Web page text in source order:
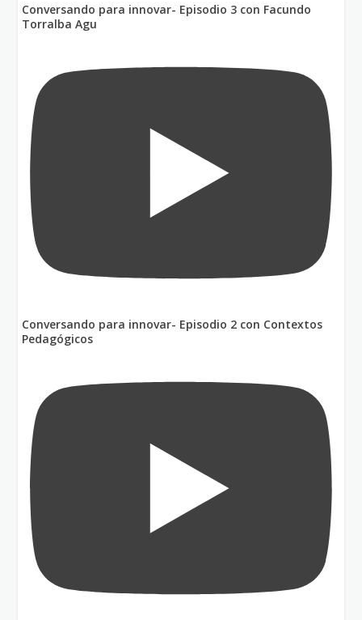
Conversando para innovar- Episodio 3 con Facundo
Torralba Agu
Conversando para innovar- Episodio 2 con Contextos
Pedagógicos